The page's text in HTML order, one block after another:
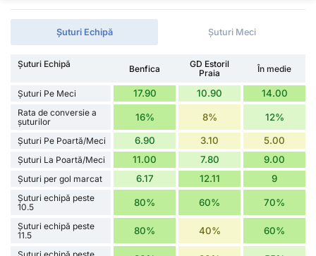
Șuturi Echipă Șuturi Meci
Șuturi Echipă Benfica
GD Estoril
Praia
În medie
Șuturi Pe Meci 17.90 10.90 14.00
Rata de conversie a
șuturilor
16% 8% 12%
Șuturi Pe Poartă/Meci 6.90 3.10 5.00
Șuturi La Poartă/Meci 11.00 7.80 9.00
Șuturi per gol marcat 6.17 12.11 9
Șuturi echipă peste
10.5
80% 60% 70%
Șuturi echipă peste
11.5
80% 40% 60%